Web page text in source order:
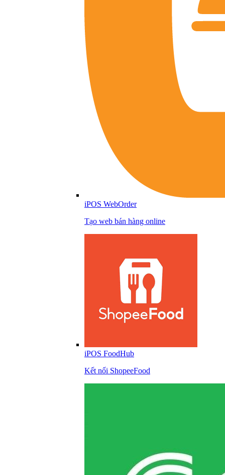
iPOS WebOrder
Tạo web bán hàng online
iPOS FoodHub
Kết nối ShopeeFood